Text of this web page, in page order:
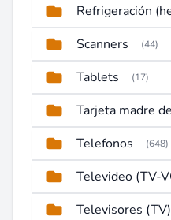
Scanners (44)
Tablets (17)
Telefonos (648)
Televisores (TV)